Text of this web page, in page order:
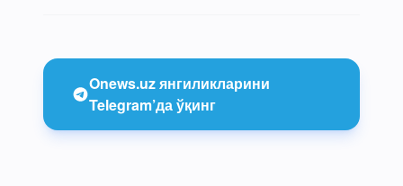
Onews.uz янгиликларини
Telegram’да ўқинг